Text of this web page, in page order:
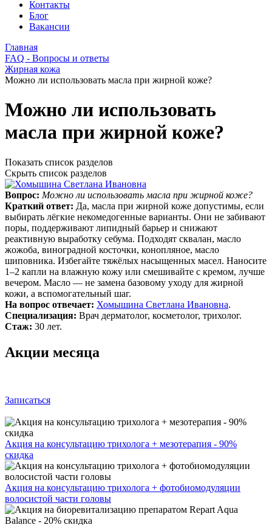
Контакты
Блог
Вакансии
Главная
FAQ - Вопросы и ответы
Жирная кожа
Можно ли использовать масла при жирной коже?
Можно ли использовать
масла при жирной коже?
Показать список разделов
Скрыть список разделов
Вопрос: Можно ли использовать масла при жирной коже?
Краткий ответ: Да, масла при жирной коже допустимы, если
выбирать лёгкие некомедогенные варианты. Они не забивают
поры, поддерживают липидный барьер и снижают
реактивную выработку себума. Подходят сквалан, масло
жожоба, виноградной косточки, конопляное, масло
шиповника. Избегайте тяжёлых насыщенных масел. Наносите
1–2 капли на влажную кожу или смешивайте с кремом, лучше
вечером. Масло — не замена базовому уходу для жирной
кожи, а вспомогательный шаг.
На вопрос отвечает: Хомышина Светлана Ивановна.
Специализация: Врач дерматолог, косметолог, трихолог.
Стаж: 30 лет.
Акции месяца
Записаться
Акция на консультацию трихолога + мезотерапия - 90%
скидка
Акция на консультацию трихолога + фотобиомодуляции
волосистой части головы